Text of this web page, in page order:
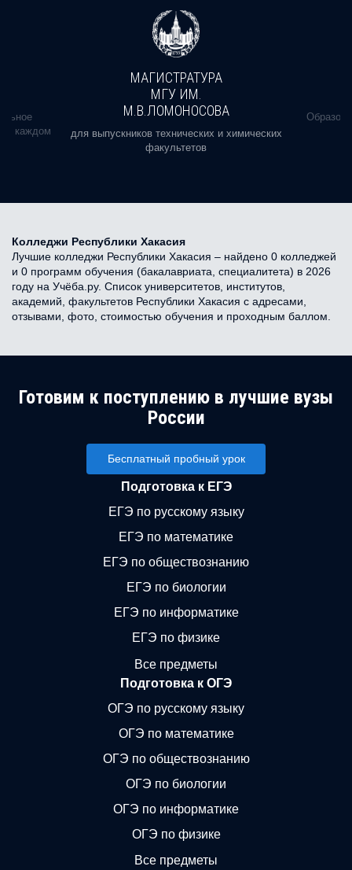
в каждом
МАГИСТРАТУРА
МГУ ИМ.
М.В.ЛОМОНОСОВА
для выпускников технических и химических
факультетов
Колледжи Республики Хакасия
Лучшие колледжи Республики Хакасия – найдено 0 колледжей
и 0 программ обучения (бакалавриата, специалитета) в 2026
году на Учёба.ру. Список университетов, институтов,
академий, факультетов Республики Хакасия с адресами,
отзывами, фото, стоимостью обучения и проходным баллом.
Готовим к поступлению в лучшие вузы
России
Бесплатный пробный урок
Подготовка к ЕГЭ
ЕГЭ по русскому языку
ЕГЭ по математике
ЕГЭ по обществознанию
ЕГЭ по биологии
ЕГЭ по информатике
ЕГЭ по физике
Все предметы
Подготовка к ОГЭ
ОГЭ по русскому языку
ОГЭ по математике
ОГЭ по обществознанию
ОГЭ по биологии
ОГЭ по информатике
ОГЭ по физике
Все предметы